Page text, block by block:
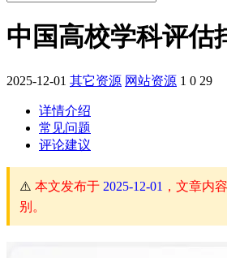
中国高校学科评估
2025-12-01 其它资源 网站资源 1 0 29
详情介绍
常见问题
评论建议
⚠️ 本文发布于 2025-12-01 ，文章内
别。